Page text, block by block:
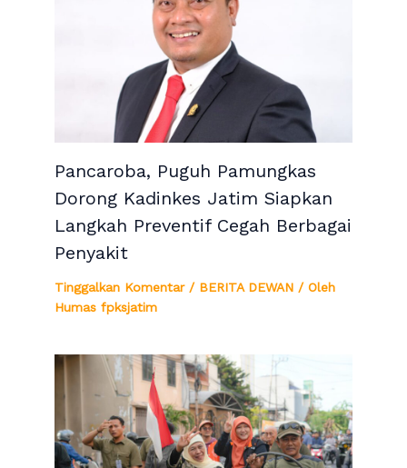
Pancaroba, Puguh Pamungkas
Dorong Kadinkes Jatim Siapkan
Langkah Preventif Cegah Berbagai
Penyakit
Tinggalkan Komentar / BERITA DEWAN / Oleh
Humas fpksjatim